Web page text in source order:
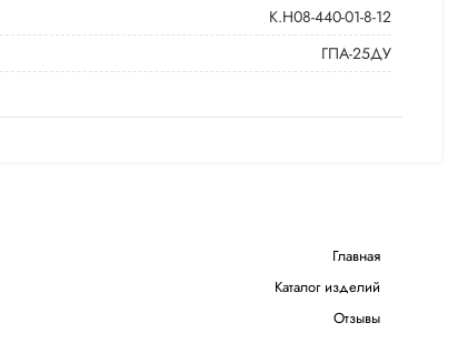
К.Н08-440-01-8-12
ГПА-25ДУ
Главная
Каталог изделий
Отзывы